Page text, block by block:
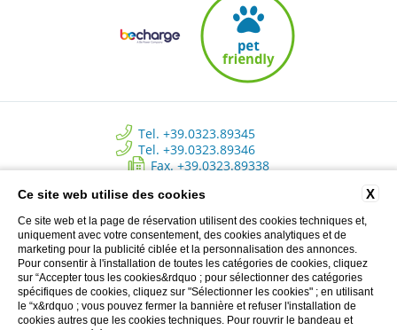
Tel. +39.0323.89345
Tel. +39.0323.89346
Fax. +39.0323.89338
Hotel L’Approdo - New Energy Srl - C.so Roma, 80 - Pettenasco (NO)
Italy | Registro delle imprese di Novara - N. REA NO 223534 - Capitale
sociale versato € 10.500 - P.I. 02233690037
Privacy Clienti
X
Ce site web utilise des cookies
Ce site web et la page de réservation utilisent des cookies techniques et,
uniquement avec votre consentement, des cookies analytiques et de
marketing pour la publicité ciblée et la personnalisation des annonces.
Pour consentir à l'installation de toutes les catégories de cookies, cliquez
sur “Accepter tous les cookies&rdquo ; pour sélectionner des catégories
spécifiques de cookies, cliquez sur "Sélectionner les cookies" ; en utilisant
le “x&rdquo ; vous pouvez fermer la bannière et refuser l'installation de
cookies autres que les cookies techniques. Pour rouvrir le bandeau et